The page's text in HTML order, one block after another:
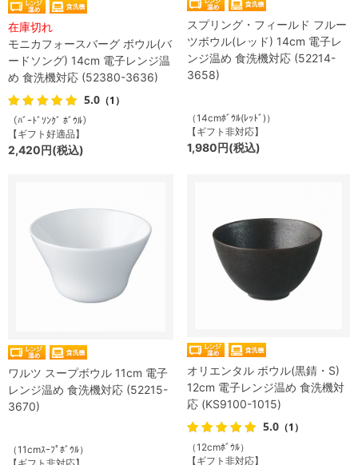
在庫切れ
モニカフォースバーグ ボウル(バ
ードソング) 14cm 電子レンジ温
め 食洗機対応 (52380-3636)
5.0 （1）
（ﾊﾞｰﾄﾞｿﾝｸﾞ ﾎﾞｳﾙ）
【ギフト好適品】
2,420円(税込)
スプリング・フィールド フルー
ツボウル(レッド) 14cm 電子レ
ンジ温め 食洗機対応 (52214-
3658)
（14cmﾎﾞｳﾙ(ﾚｯﾄﾞ)）
【ギフト非対応】
1,980円(税込)
ワルツ スープボウル 11cm 電子
レンジ温め 食洗機対応 (52215-
3670)
（11cmｽｰﾌﾟﾎﾞｳﾙ）
オリエンタル ボウル(黒錆・S)
12cm 電子レンジ温め 食洗機対
応 (KS9100-1015)
5.0 （1）
（12cmﾎﾞｳﾙ）
【ギフト非対応】